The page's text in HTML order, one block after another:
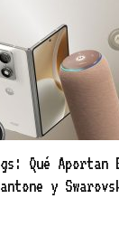
Qué Aportan
y